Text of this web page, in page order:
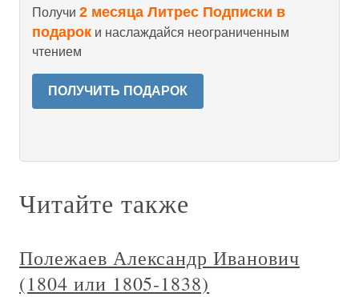
Получи 2 месяца Литрес Подписки в
подарок и наслаждайся неограниченным
чтением
ПОЛУЧИТЬ ПОДАРОК
Читайте также
Полежаев Александр Иванович
(1804 или 1805-1838)